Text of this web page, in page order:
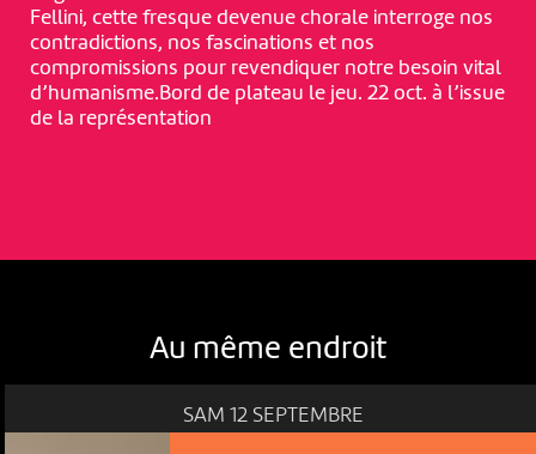
Fellini, cette fresque devenue chorale interroge nos
contradictions, nos fascinations et nos
compromissions pour revendiquer notre besoin vital
d’humanisme.Bord de plateau le jeu. 22 oct. à l’issue
de la représentation
Au même endroit
SAM 12 SEPTEMBRE